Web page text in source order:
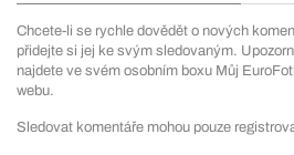
Chcete-li se rychle dovědět o nových
přidejte si jej ke svým sledovaným.
najdete ve svém osobním boxu Můj
webu.
Sledovat komentáře mohou pouze